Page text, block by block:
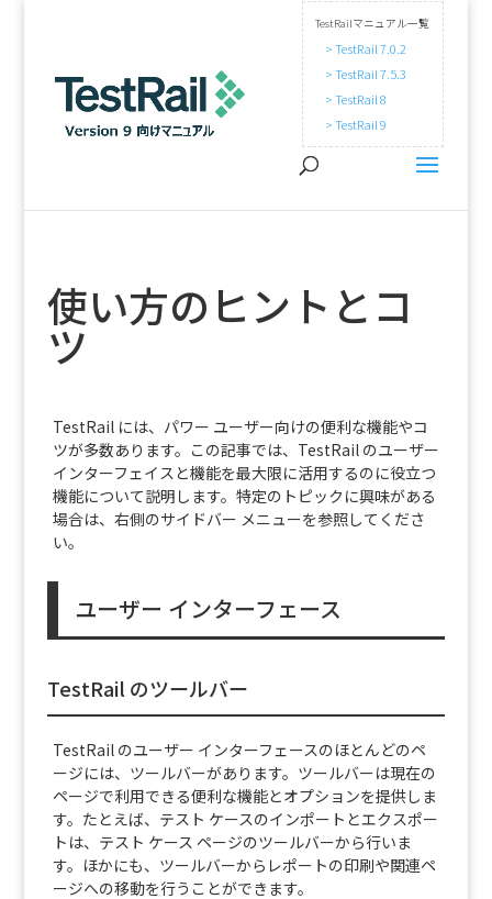
TestRailマニュアル一覧
> TestRail 7.0.2
> TestRail 7.5.3
> TestRail 8
> TestRail 9
使い方のヒントとコ
ツ
TestRail には、パワー ユーザー向けの便利な機能やコ
ツが多数あります。この記事では、TestRail のユーザー
インターフェイスと機能を最大限に活用するのに役立つ
機能について説明します。特定のトピックに興味がある
場合は、右側のサイドバー メニューを参照してくださ
い。
ユーザー インターフェース
TestRail のツールバー
TestRail のユーザー インターフェースのほとんどのペ
ージには、ツールバーがあります。ツールバーは現在の
ページで利用できる便利な機能とオプションを提供しま
す。たとえば、テスト ケースのインポートとエクスポー
トは、テスト ケース ページのツールバーから行いま
す。ほかにも、ツールバーからレポートの印刷や関連ペ
ージへの移動を行うことができます。